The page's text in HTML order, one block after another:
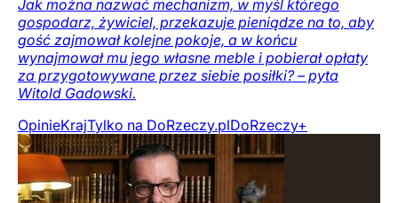
Jak można nazwać mechanizm, w myśl którego
gospodarz, żywiciel, przekazuje pieniądze na to, aby
gość zajmował kolejne pokoje, a w końcu
wynajmował mu jego własne meble i pobierał opłaty
za przygotowywane przez siebie posiłki? – pyta
Witold Gadowski.
OpinieKrajTylko na DoRzeczy.plDoRzeczy+